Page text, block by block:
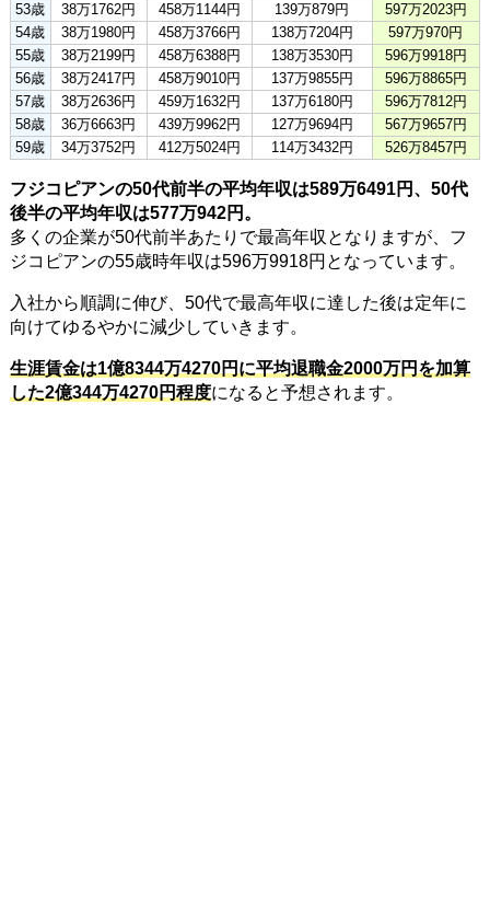
53歳
38万1762円 458万1144円 139万879円
597万2023円
54歳
38万1980円 458万3766円 138万7204円
597万970円
55歳
38万2199円 458万6388円 138万3530円
596万9918円
56歳
38万2417円 458万9010円 137万9855円
596万8865円
57歳
38万2636円 459万1632円 137万6180円
596万7812円
58歳
36万6663円 439万9962円 127万9694円
567万9657円
59歳
34万3752円 412万5024円 114万3432円 526万8457円
フジコピアンの50代前半の平均年収は589万6491円、50代
後半の平均年収は577万942円。
多くの企業が50代前半あたりで最高年収となりますが、フ
ジコピアンの55歳時年収は596万9918円となっています。
入社から順調に伸び、50代で最高年収に達した後は定年に
向けてゆるやかに減少していきます。
生涯賃金は1億8344万4270円に平均退職金2000万円を加算
した2億344万4270円程度になると予想されます。